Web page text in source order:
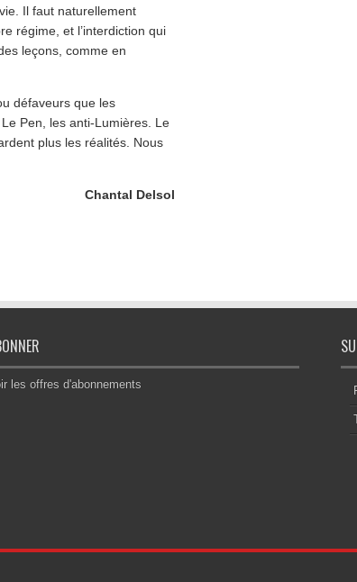
Il faut naturellement
régime, et l’interdiction qui
leçons, comme en
défaveurs que les
Pen, les anti-Lumières. Le
plus les réalités. Nous
Chantal Delsol
les offres d'abonnements